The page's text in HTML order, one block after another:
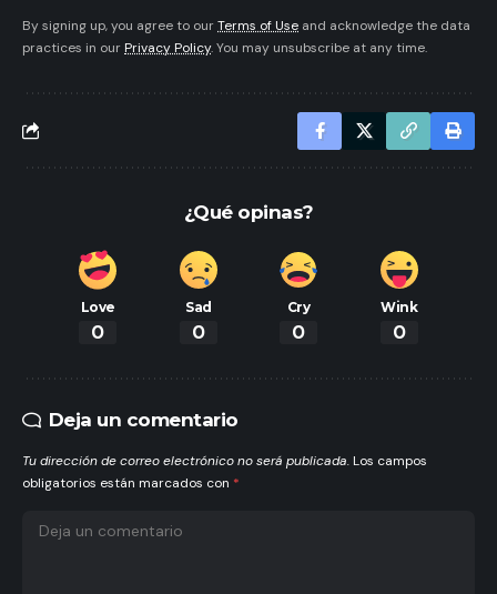
By signing up, you agree to ourTerms of Use and acknowledge the data
practices in our Privacy Policy. You may unsubscribe at any time.
¿Qué opinas?
Love
0
Sad
0
Cry
0
Wink
0
Deja un comentario
Tu dirección de correo electrónico no será publicada. Los campos
obligatorios están marcados con *